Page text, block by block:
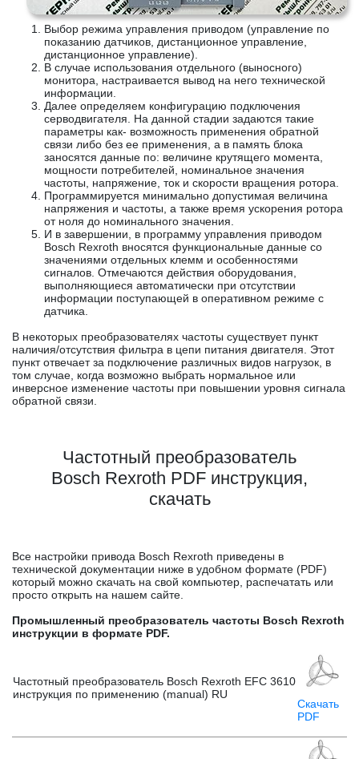
Выбор режима управления приводом (управление по
показанию датчиков, дистанционное управление,
дистанционное управление).
В случае использования отдельного (выносного)
монитора, настраивается вывод на него технической
информации.
Далее определяем конфигурацию подключения
серводвигателя. На данной стадии задаются такие
параметры как- возможность применения обратной
связи либо без ее применения, а в память блока
заносятся данные по: величине крутящего момента,
мощности потребителей, номинальное значения
частоты, напряжение, ток и скорости вращения ротора.
Программируется минимально допустимая величина
напряжения и частоты, а также время ускорения ротора
от ноля до номинального значения.
И в завершении, в программу управления приводом
Bosch Rexroth вносятся функциональные данные со
значениями отдельных клемм и особенностями
сигналов. Отмечаются действия оборудования,
выполняющиеся автоматически при отсутствии
информации поступающей в оперативном режиме с
датчика.
В некоторых преобразователях частоты существует пункт
наличия/отсутствия фильтра в цепи питания двигателя. Этот
пункт отвечает за подключение различных видов нагрузок, в
том случае, когда возможно выбрать нормальное или
инверсное изменение частоты при повышении уровня сигнала
обратной связи.
Частотный преобразователь
Bosch Rexroth PDF инструкция,
скачать
Все настройки привода Bosch Rexroth приведены в
технической документации ниже в удобном формате (PDF)
который можно скачать на свой компьютер, распечатать или
просто открыть на нашем сайте.
Промышленный преобразователь частоты Bosch Rexroth
инструкции в формате PDF.
Частотный преобразователь Bosch Rexroth EFC 3610
инструкция по применению (manual) RU
Скачать
PDF